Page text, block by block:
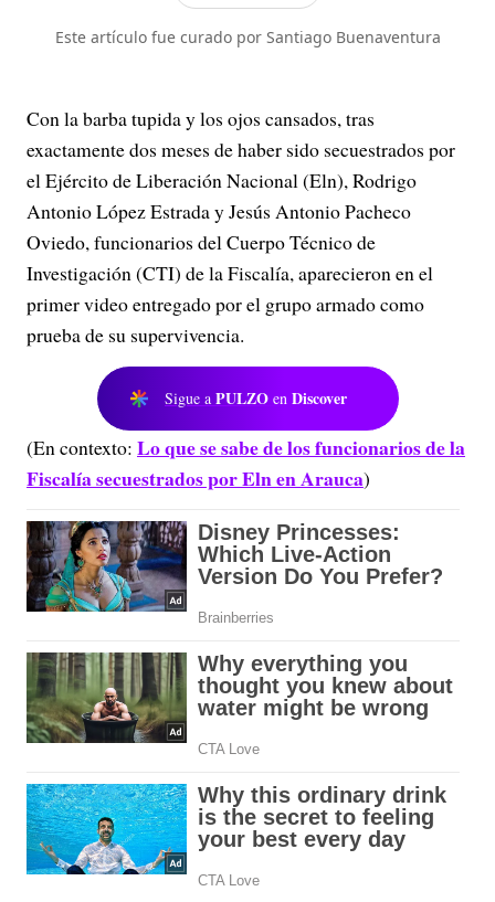
Este artículo fue curado por Santiago Buenaventura
Con la barba tupida y los ojos cansados, tras
exactamente dos meses de haber sido secuestrados por
el Ejército de Liberación Nacional (Eln), Rodrigo
Antonio López Estrada y Jesús Antonio Pacheco
Oviedo, funcionarios del Cuerpo Técnico de
Investigación (CTI) de la Fiscalía, aparecieron en el
primer video entregado por el grupo armado como
prueba de su supervivencia.
Sigue a PULZO en Discover
(En contexto: Lo que se sabe de los funcionarios de la
Fiscalía secuestrados por Eln en Arauca)